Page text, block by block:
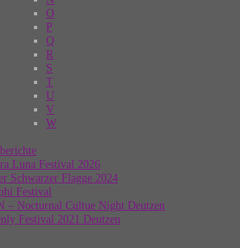
O
P
Q
R
S
T
U
V
W
Luna Festival 2026
Schwarzer Flagge 2024
Festival
– Nocturnal Cultue Night Deutzen
Festival 2021 Deutzen